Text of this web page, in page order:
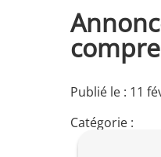
Publié le : 11
Catégorie :